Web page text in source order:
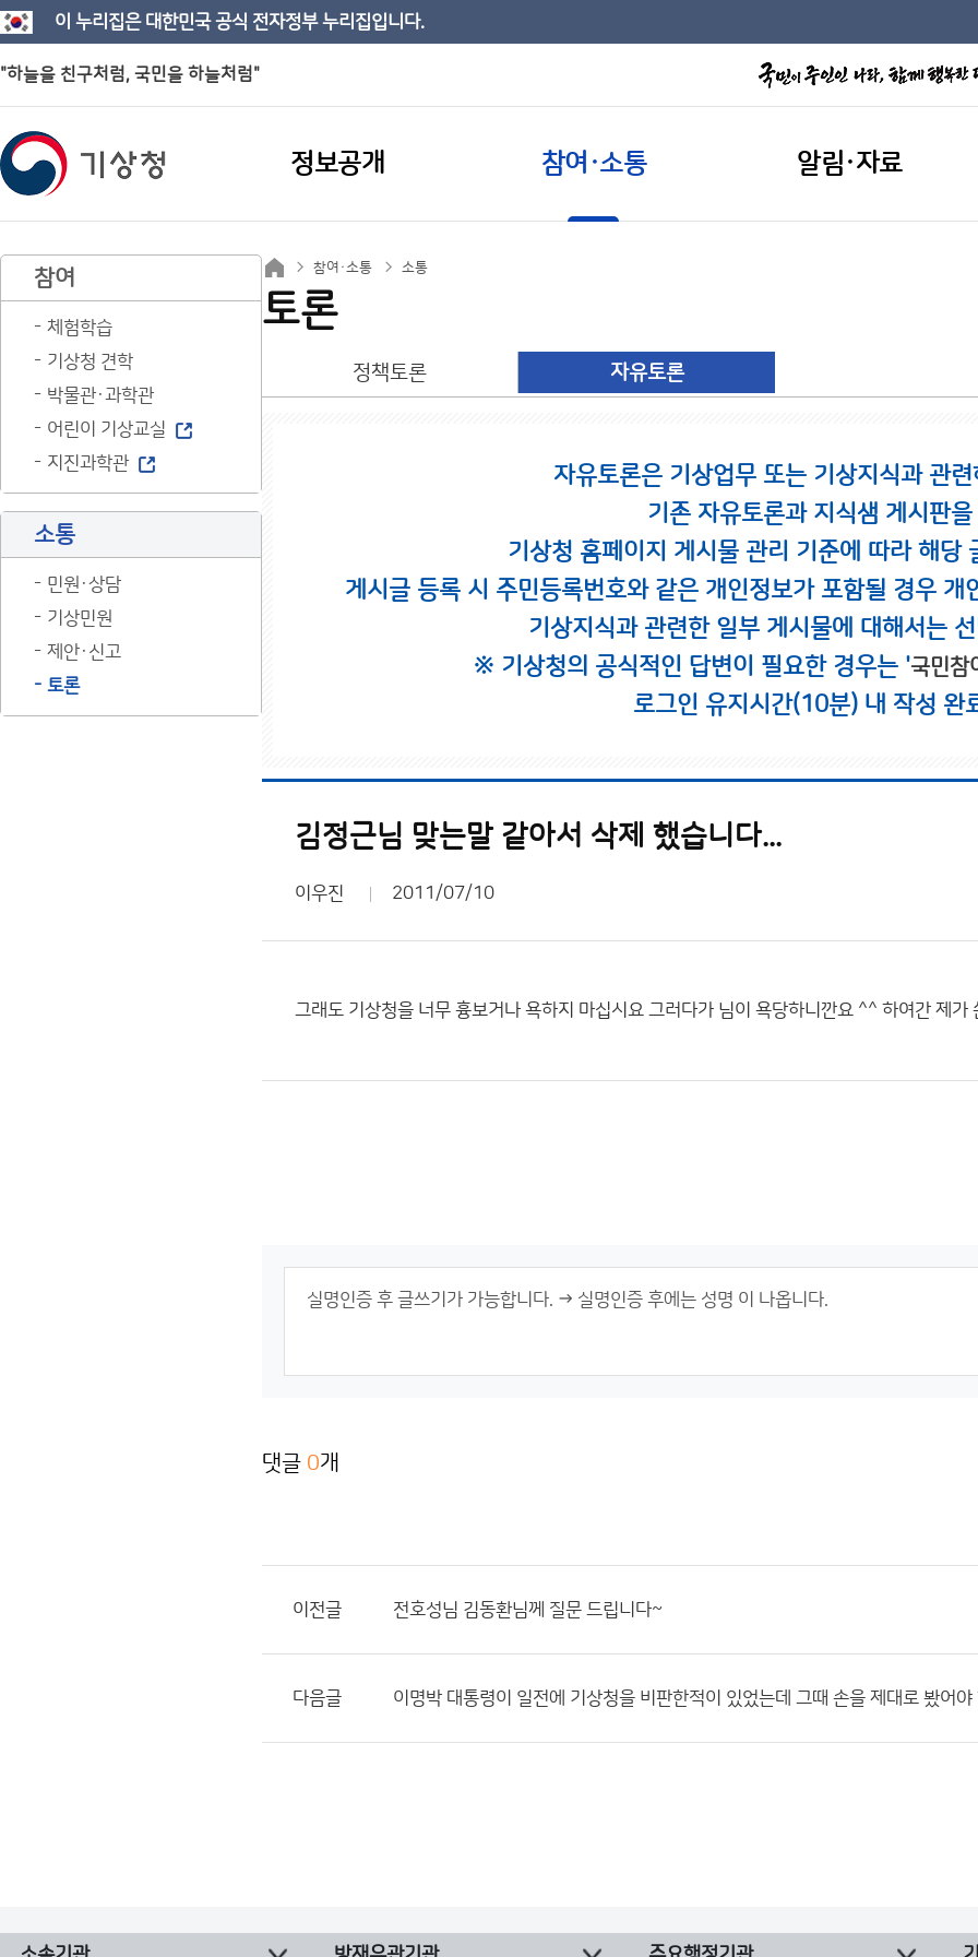
이 누리집은 대한민국 공식 전자정부 누리집입니다.
"하늘을 친구처럼, 국민을 하늘처럼"
정보공개 참여·소통 알림·자료
참여
체험학습
기상청 견학
박물관·과학관
어린이 기상교실
지진과학관
소통
민원·상담
기상민원
제안·신고
토론
참여·소통 소통
토론
정책토론 자유토론
자유토론은 기상업무 또는 기상지식과 관
기존 자유토론과 지식샘 게시판
기상청 홈페이지 게시물 관리 기준에 따라 해당
게시글 등록 시 주민등록번호와 같은 개인정보가 포함될 경우
기상지식과 관련한 일부 게시물에 대해서는
※ 기상청의 공식적인 답변이 필요한 경우는 '국민참
로그인 유지시간(10분) 내 작성 완
김정근님 맞는말 같아서 삭제 했습니다...
이우진 2011/07/10
그래도 기상청을 너무 흉보거나 욕하지 마십시요 그러다가 님이 욕당하니깐요 ^^ 하여간 제가
댓글 0개
이전글 전호성님 김동환님께 질문 드립니다~
다음글 이명박 대통령이 일전에 기상청을 비판한적이 있었는데 그때 손을 제대로 봤어야